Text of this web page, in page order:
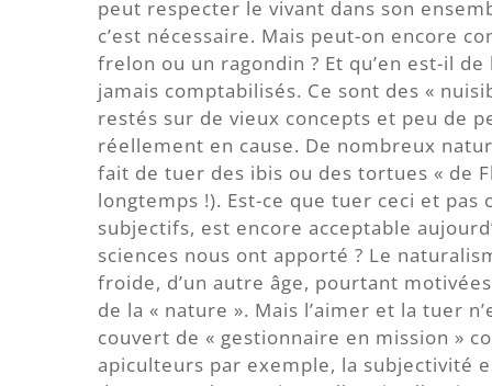
peut respecter le vivant dans son
c’est nécessaire. Mais peut-on encore
frelon ou un ragondin ? Et qu’en est-il
jamais comptabilisés. Ce sont des «
restés sur de vieux concepts et peu de
réellement en cause. De nombreux
fait de tuer des ibis ou des tortues « de
longtemps !). Est-ce que tuer ceci et
subjectifs, est encore acceptable
sciences nous ont apporté ? Le
froide, d’un autre âge, pourtant
de la « nature ». Mais l’aimer et la tuer
couvert de « gestionnaire en mission »
apiculteurs par exemple, la subjectivité